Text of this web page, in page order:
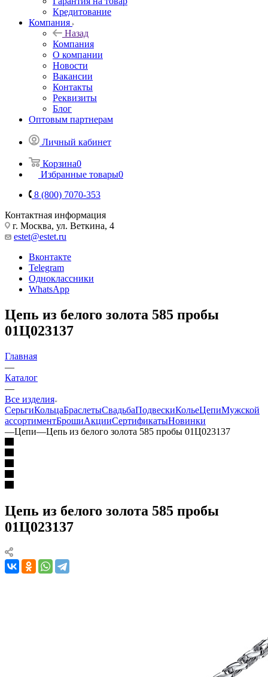
Кредитование
Компания
Назад
Компания
О компании
Новости
Вакансии
Контакты
Реквизиты
Блог
Оптовым партнерам
Личный кабинет
Корзина0
Избранные товары0
8 (800) 7070-353
Контактная информация
г. Москва, ул. Веткина, 4
estet@estet.ru
Вконтакте
Telegram
Одноклассники
WhatsApp
Цепь из белого золота 585 пробы
01Ц023137
Главная
—
Каталог
—
Все изделия
СерьгиКольцаБраслетыСвадьбаПодвескиКольеЦепиМужской
ассортиментБрошиАкцииСертификатыНовинки
—Цепи—Цепь из белого золота 585 пробы 01Ц023137
Цепь из белого золота 585 пробы
01Ц023137